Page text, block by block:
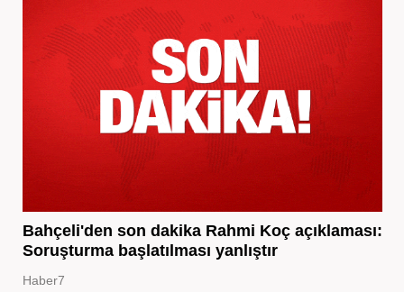
Bahçeli'den son dakika Rahmi Koç açıklaması:
Soruşturma başlatılması yanlıştır
Haber7